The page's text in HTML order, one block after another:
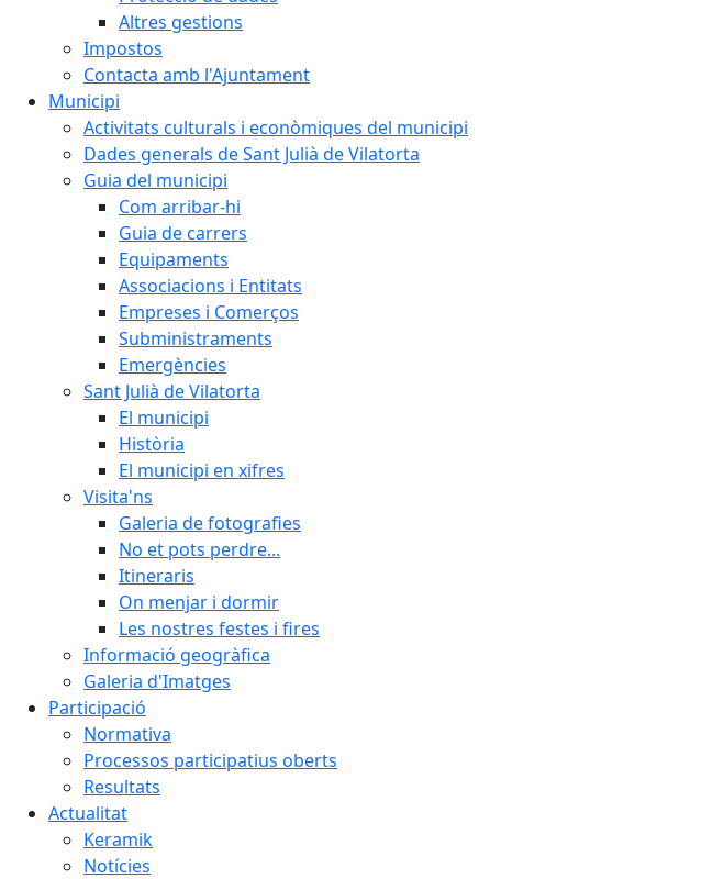
Altres gestions
Impostos
Contacta amb l'Ajuntament
Municipi
Activitats culturals i econòmiques del municipi
Dades generals de Sant Julià de Vilatorta
Guia del municipi
Com arribar-hi
Guia de carrers
Equipaments
Associacions i Entitats
Empreses i Comerços
Subministraments
Emergències
Sant Julià de Vilatorta
El municipi
Història
El municipi en xifres
Visita'ns
Galeria de fotografies
No et pots perdre...
Itineraris
On menjar i dormir
Les nostres festes i fires
Informació geogràfica
Galeria d'Imatges
Participació
Normativa
Processos participatius oberts
Resultats
Actualitat
Keramik
Notícies